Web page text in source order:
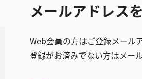
メールアドレス
Web会員の方はご登録メール
登録がお済みでない方はメー